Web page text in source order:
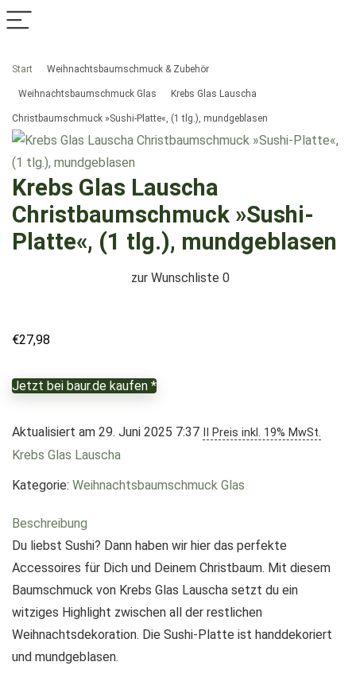
Start Weihnachtsbaumschmuck & Zubehör
Weihnachtsbaumschmuck Glas Krebs Glas Lauscha
Christbaumschmuck »Sushi-Platte«, (1 tlg.), mundgeblasen
Krebs Glas Lauscha
Christbaumschmuck »Sushi-
Platte«, (1 tlg.), mundgeblasen
zur Wunschliste 0
€27,98
Jetzt bei baur.de kaufen *
Aktualisiert am 29. Juni 2025 7:37 II Preis inkl. 19% MwSt.
Krebs Glas Lauscha
Kategorie: Weihnachtsbaumschmuck Glas
Beschreibung
Du liebst Sushi? Dann haben wir hier das perfekte
Accessoires für Dich und Deinem Christbaum. Mit diesem
Baumschmuck von Krebs Glas Lauscha setzt du ein
witziges Highlight zwischen all der restlichen
Weihnachtsdekoration. Die Sushi-Platte ist handdekoriert
und mundgeblasen.